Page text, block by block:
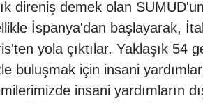
direniş demek olan
İspanya'dan başlayarak,
yola çıktılar. Yaklaşık 54
buluşmak için insani
insani yardımların